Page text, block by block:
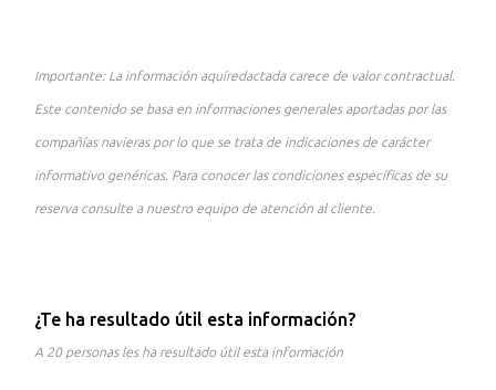
Importante: La información aquíredactada carece de valor contractual.
Este contenido se basa en informaciones generales aportadas por las
compañías navieras por lo que se trata de indicaciones de carácter
informativo genéricas. Para conocer las condiciones específicas de su
reserva consulte a nuestro equipo de atención al cliente.
¿Te ha resultado útil esta información?
A 20 personas les ha resultado útil esta información